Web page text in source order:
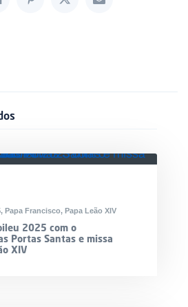
, Papa Francisco, Papa Leão XIV
2025 com o
Portas Santas e missa
XIV